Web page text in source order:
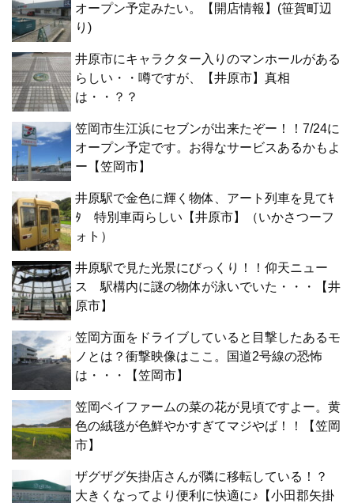
オープン予定みたい。【開店情報】(笹賀町辺
り)
井原市にキャラクター入りのマンホールがある
らしい・・噂ですが、【井原市】真相
は・・？？
笠岡市生江浜にセブンが出来たぞー！！7/24に
オープン予定です。お得なサービスあるかもよ
ー【笠岡市】
井原駅で金色に輝く物体、アート列車を見てｷ
ﾀ 特別車両らしい【井原市】（いかさつーフ
ォト）
井原駅で見た光景にびっくり！！仰天ニュー
ス 駅構内に謎の物体が泳いでいた・・・【井
原市】
笠岡方面をドライブしていると目撃したあるモ
ノとは？衝撃映像はここ。国道2号線の恐怖
は・・・【笠岡市】
笠岡ベイファームの菜の花が見頃ですよー。黄
色の絨毯が色鮮やかすぎてマジやば！！【笠岡
市】
ザグザグ矢掛店さんが隣に移転している！？
大きくなってより便利に快適に♪【小田郡矢掛